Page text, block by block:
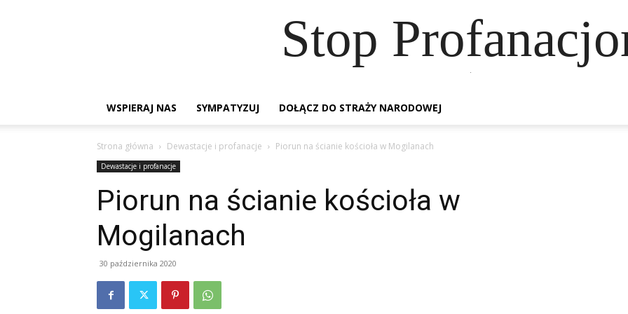
Stop
WSPIERAJ NAS SYMPATYZUJ DOŁĄCZ DO STRAŻY NARODOWEJ
Strona główna Dewastacje i profanacje Piorun na ścianie kościoła w Mogilanach
Dewastacje i profanacje
Piorun na ścianie kościoła w
Mogilanach
30 października 2020